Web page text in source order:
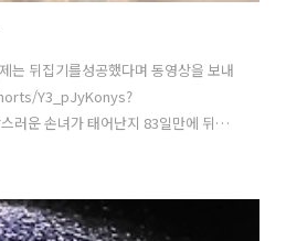
는 뒤집기를성공했다며 동영상을 보내
Y3_pJyKonys?
러운 손녀가 태어난지 83일만에 뒤집
사는이야기YouTube에서 마음에 드는
공유할 수 있습니
라는 모습그저 보기만 해도 행복하다